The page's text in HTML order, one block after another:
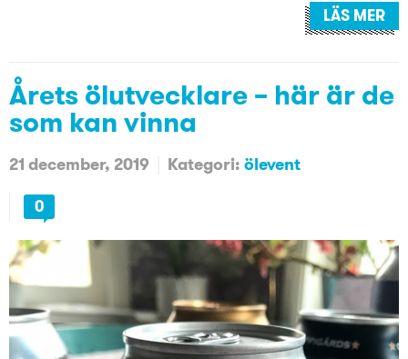
LÄS MER
Årets ölutvecklare – här är de
som kan vinna
21 december, 2019 Kategori: ölevent
0